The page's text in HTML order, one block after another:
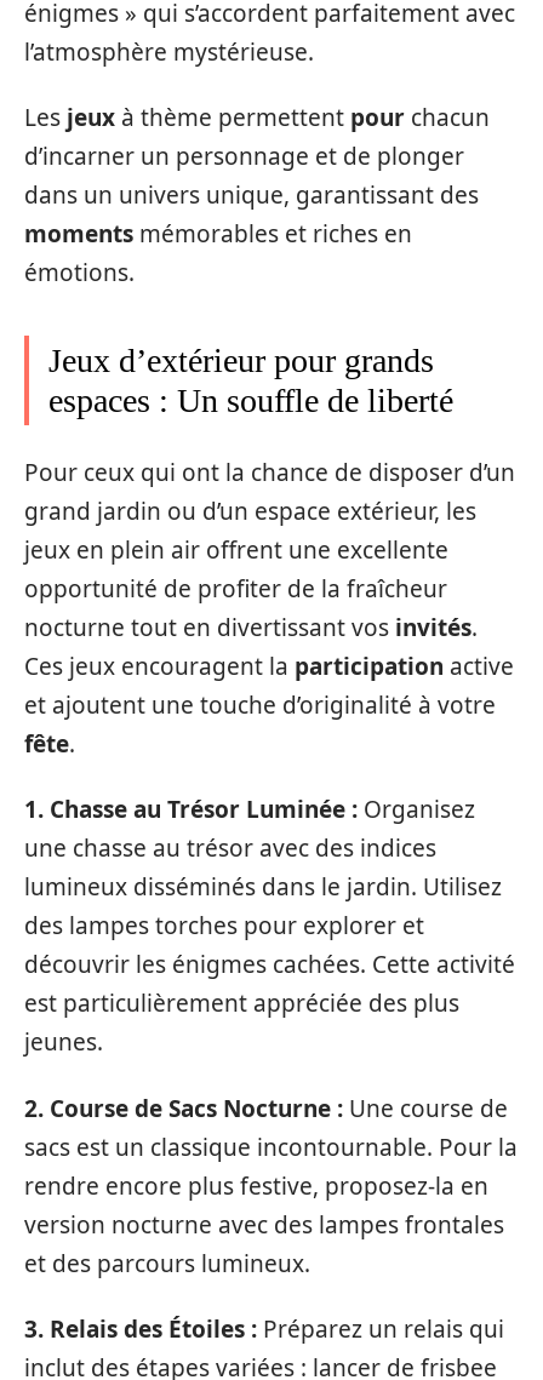
énigmes » qui s’accordent parfaitement avec
l’atmosphère mystérieuse.
Les jeux à thème permettent pour chacun
d’incarner un personnage et de plonger
dans un univers unique, garantissant des
moments mémorables et riches en
émotions.
Jeux d’extérieur pour grands
espaces : Un souffle de liberté
Pour ceux qui ont la chance de disposer d’un
grand jardin ou d’un espace extérieur, les
jeux en plein air offrent une excellente
opportunité de profiter de la fraîcheur
nocturne tout en divertissant vos invités.
Ces jeux encouragent la participation active
et ajoutent une touche d’originalité à votre
fête.
1. Chasse au Trésor Luminée : Organisez
une chasse au trésor avec des indices
lumineux disséminés dans le jardin. Utilisez
des lampes torches pour explorer et
découvrir les énigmes cachées. Cette activité
est particulièrement appréciée des plus
jeunes.
2. Course de Sacs Nocturne : Une course de
sacs est un classique incontournable. Pour la
rendre encore plus festive, proposez-la en
version nocturne avec des lampes frontales
et des parcours lumineux.
3. Relais des Étoiles : Préparez un relais qui
inclut des étapes variées : lancer de frisbee